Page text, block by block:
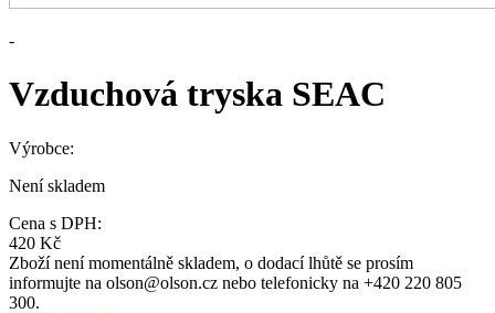
-
Vzduchová tryska SEAC
Výrobce:
Není skladem
Cena s DPH:
420 Kč
Zboží není momentálně skladem, o dodací lhůtě se prosím
informujte na olson@olson.cz nebo telefonicky na +420 220 805
300.